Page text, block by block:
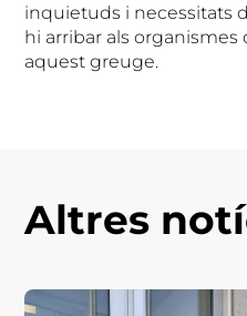
inquietuds i necessitats
hi arribar als
aquest greuge.
Altres